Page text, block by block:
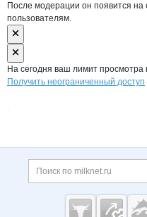
После модерации он появится на
пользователям.
На сегодня ваш лимит просмотра
Получить неограниченный доступ
Дополнительная
Cсылки на